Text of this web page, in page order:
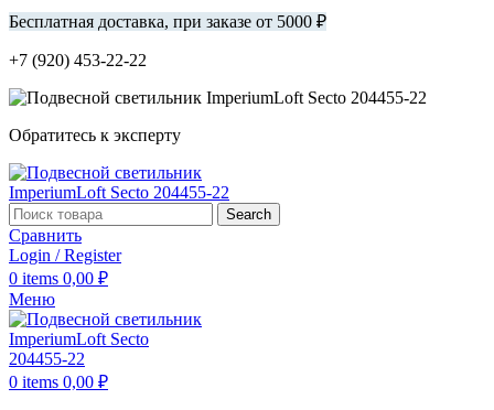
Бесплатная доставка, при заказе от 5000 ₽
+7 (920) 453-22-22
Обратитесь к эксперту
Search
Сравнить
Login / Register
0 items 0,00 ₽
Меню
0 items 0,00 ₽